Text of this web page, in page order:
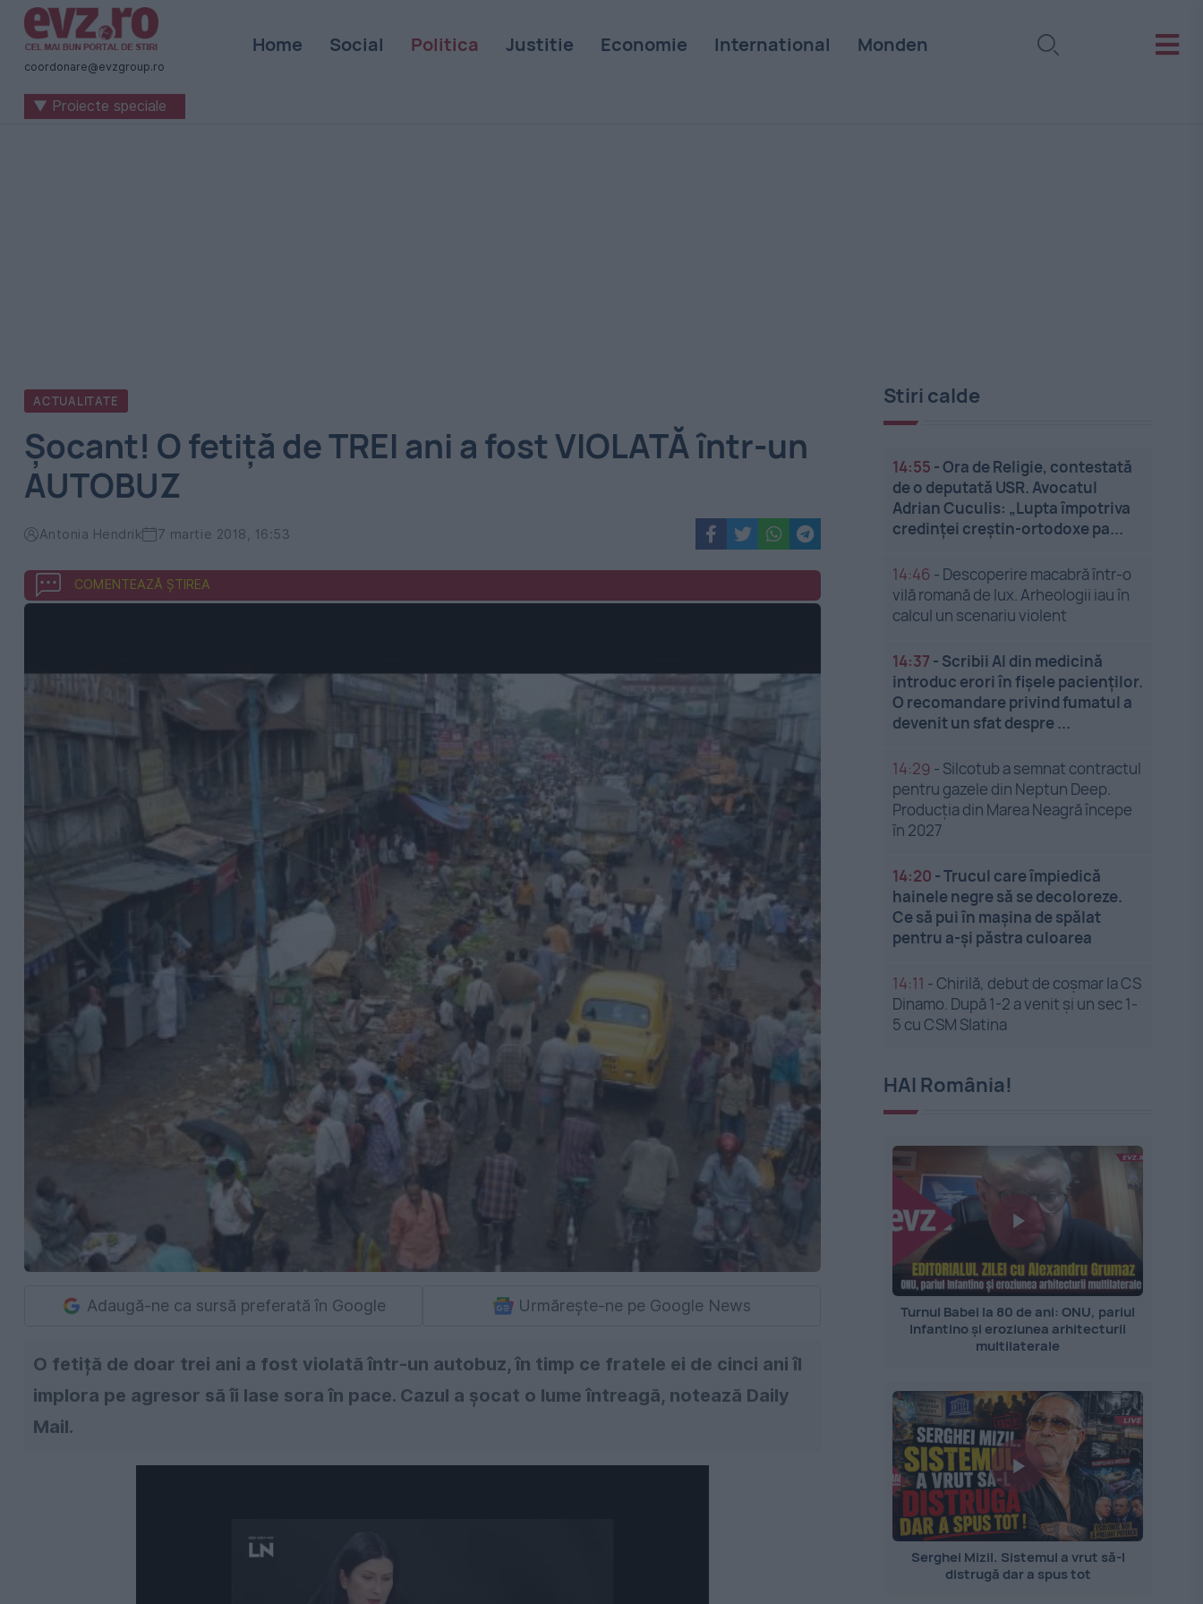
Știri
naționale
internaționale
coordonare@evzgroup.ro
Home Social Politica Justitie Economie International Monden
▼ Proiecte speciale
ACTUALITATE
Şocant! O fetiţă de TREI ani a fost VIOLATĂ într-un
AUTOBUZ
Antonia Hendrik 7 martie 2018, 16:53
COMENTEAZĂ ȘTIREA
Adaugă-ne ca sursă preferată în Google Urmărește-ne pe Google News
O fetiță de doar trei ani a fost violată într-un autobuz, în timp ce fratele ei de cinci ani îl
implora pe agresor să îi lase sora în pace. Cazul a şocat o lume întreagă, notează Daily
Mail.
Stiri calde
14:55 -Ora de Religie, contestată
de o deputată USR. Avocatul
Adrian Cuculis: „Lupta împotriva
credinței creștin-ortodoxe pa...
14:46 - Descoperire macabră într-o
vilă romană de lux. Arheologii iau în
calcul un scenariu violent
14:37 - Scribii AI din medicină
introduc erori în fișele pacienților.
O recomandare privind fumatul a
devenit un sfat despre ...
14:29 - Silcotub a semnat contractul
pentru gazele din Neptun Deep.
Producția din Marea Neagră începe
în 2027
14:20 -Trucul care împiedică
hainele negre să se decoloreze.
Ce să pui în mașina de spălat
pentru a-și păstra culoarea
14:11 -Chirilă, debut de coșmar la CS
Dinamo. După 1-2 a venit și un sec 1-
5 cu CSM Slatina
HAI România!
Turnul Babel la 80 de ani: ONU, pariul
Infantino și eroziunea arhitecturii
multilaterale
Serghei Mizil. Sistemul a vrut să-l
distrugă dar a spus tot